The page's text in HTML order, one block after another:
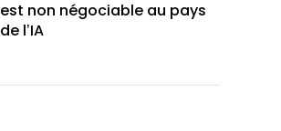
est non négociable au pays
de l’IA